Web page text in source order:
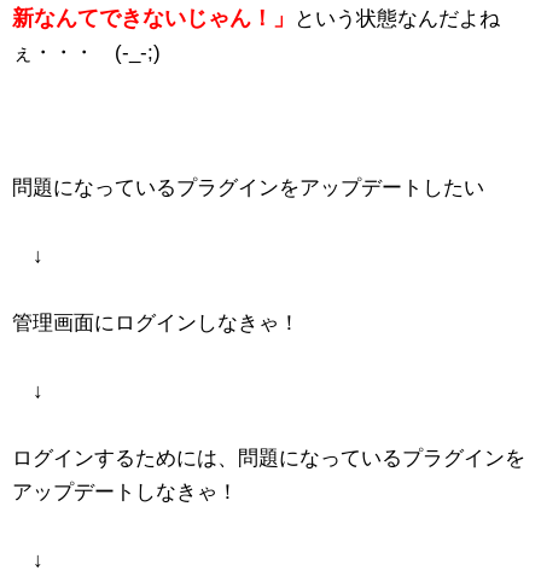
新なんてできないじゃん！」
という状態なんだよね
ぇ・・・ (-_-;)
問題になっているプラグインをアップデートしたい
↓
管理画面にログインしなきゃ！
↓
ログインするためには、問題になっているプラグインを
アップデートしなきゃ！
↓